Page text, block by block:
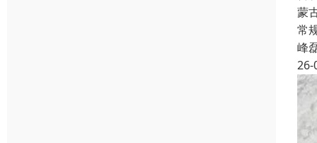
蒙
常
峰
26-